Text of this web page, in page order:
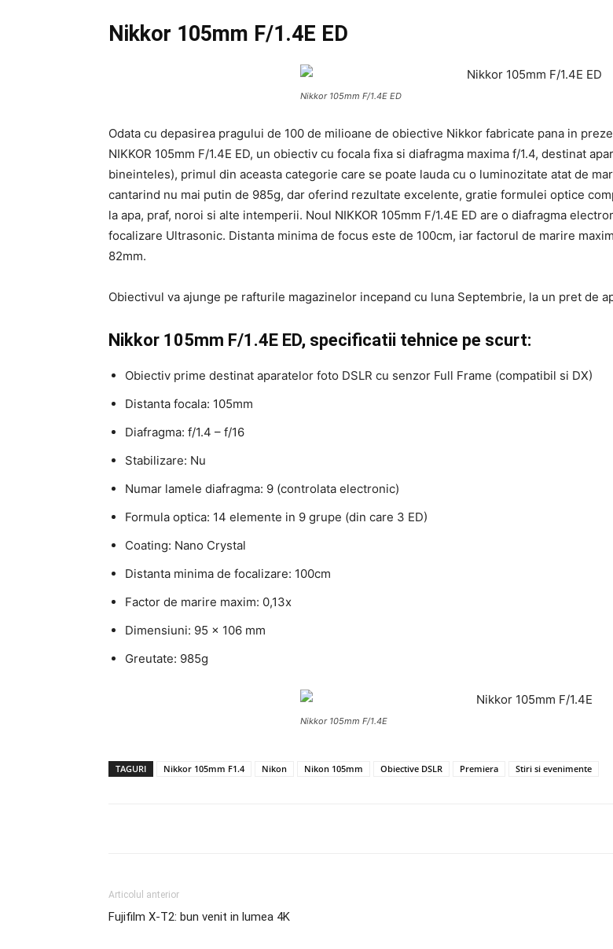
Nikkor 105mm F/1.4E ED
Nikkor 105mm F/1.4E ED
Odata cu depasirea pragului de 100 de milioane de obiective Nikkor fabricate pana in
NIKKOR 105mm F/1.4E ED, un obiectiv cu focala fixa si diafragma maxima f/1.4, destinat
bineinteles), primul din aceasta categorie care se poate lauda cu o luminozitate atat de
cantarind nu mai putin de 985g, dar oferind rezultate excelente, gratie formulei optice
la apa, praf, noroi si alte intemperii. Noul NIKKOR 105mm F/1.4E ED are o diafragma
focalizare Ultrasonic. Distanta minima de focus este de 100cm, iar factorul de marire
82mm.
Obiectivul va ajunge pe rafturile magazinelor incepand cu luna Septembrie, la un pret de
Nikkor 105mm F/1.4E ED, specificatii tehnice pe scurt:
Obiectiv prime destinat aparatelor foto DSLR cu senzor Full Frame (compatibil si DX)
Distanta focala: 105mm
Diafragma: f/1.4 – f/16
Stabilizare: Nu
Numar lamele diafragma: 9 (controlata electronic)
Formula optica: 14 elemente in 9 grupe (din care 3 ED)
Coating: Nano Crystal
Distanta minima de focalizare: 100cm
Factor de marire maxim: 0,13x
Dimensiuni: 95 x 106 mm
Greutate: 985g
Nikkor 105mm F/1.4E
TAGURI Nikkor 105mm F1.4 Nikon Nikon 105mm Obiective DSLR Premiera Stiri si evenimente
Articolul anterior
Fujifilm X-T2: bun venit in lumea 4K